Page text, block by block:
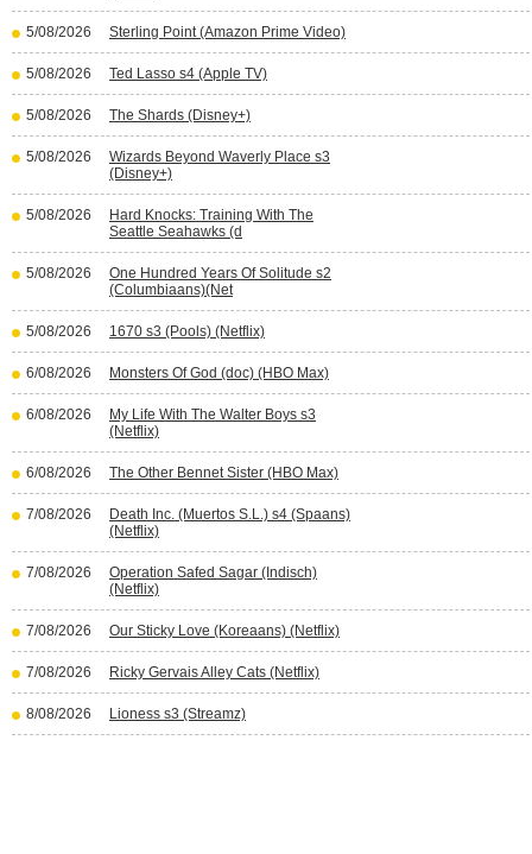
5/08/2026 Sterling Point (Amazon Prime Video)
5/08/2026 Ted Lasso s4 (Apple TV)
5/08/2026 The Shards (Disney+)
5/08/2026
Wizards Beyond Waverly Place s3
(Disney+)
5/08/2026
Hard Knocks: Training With The
Seattle Seahawks (d
5/08/2026
One Hundred Years Of Solitude s2
(Columbiaans)(Net
5/08/2026 1670 s3 (Pools) (Netflix)
6/08/2026 Monsters Of God (doc) (HBO Max)
6/08/2026
My Life With The Walter Boys s3
(Netflix)
6/08/2026 The Other Bennet Sister (HBO Max)
7/08/2026
Death Inc. (Muertos S.L.) s4 (Spaans)
(Netflix)
7/08/2026
Operation Safed Sagar (Indisch)
(Netflix)
7/08/2026 Our Sticky Love (Koreaans) (Netflix)
7/08/2026 Ricky Gervais Alley Cats (Netflix)
8/08/2026 Lioness s3 (Streamz)